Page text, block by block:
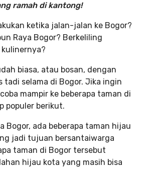
ramah di kantong!
ketika jalan-jalan ke Bogor?
Raya Bogor? Berkeliling
biasa, atau bosan, dengan
tadi selama di Bogor. Jika ingin
mampir ke beberapa taman di
populer berikut.
Bogor, ada beberapa taman hijau
jadi tujuan bersantaiwarga
taman di Bogor tersebut
hijau kota yang masih bisa